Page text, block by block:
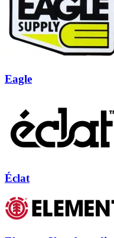
Eagle
Éclat